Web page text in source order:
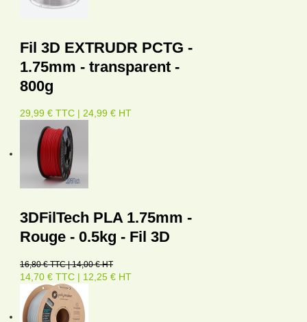
Fil 3D EXTRUDR PCTG -
1.75mm - transparent -
800g
29,99 € TTC | 24,99 € HT
3DFilTech PLA 1.75mm -
Rouge - 0.5kg - Fil 3D
16,80 € TTC | 14,00 € HT
14,70 € TTC | 12,25 € HT